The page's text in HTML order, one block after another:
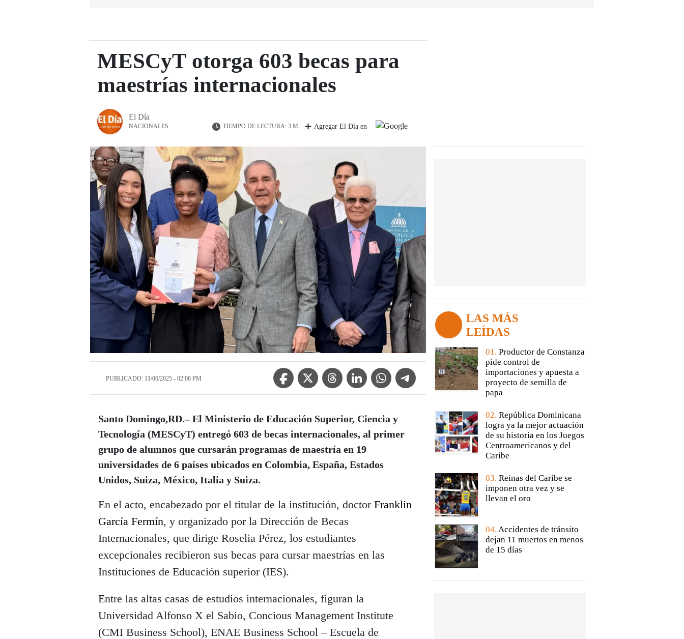
MESCyT otorga 603 becas para
maestrías internacionales
El Día
NACIONALES TIEMPO DE LECTURA: 3 M Agregar El Día en
PUBLICADO: 11/06/2025 - 02:06 PM
Facebook IconTwitter IconThreads IconLinkedin IconWhatsApp IconTelegram Icon
Santo Domingo,RD.– El Ministerio de Educación Superior, Ciencia y
Tecnología (MESCyT) entregó 603 de becas internacionales, al primer
grupo de alumnos que cursarán programas de maestría en 19
universidades de 6 países ubicados en Colombia, España, Estados
Unidos, Suiza, México, Italia y Suiza.
En el acto, encabezado por el titular de la institución, doctor Franklin
García Fermín, y organizado por la Dirección de Becas
Internacionales, que dirige Roselia Pérez, los estudiantes
excepcionales recibieron sus becas para cursar maestrías en las
Instituciones de Educación superior (IES).
Entre las altas casas de estudios internacionales, figuran la
Universidad Alfonso X el Sabio, Concious Management Institute
(CMI Business School), ENAE Business School – Escuela de
LAS MÁS
LEÍDAS
01. Productor de Constanza
pide control de
importaciones y apuesta a
proyecto de semilla de
papa
02. República Dominicana
logra ya la mejor actuación
de su historia en los Juegos
Centroamericanos y del
Caribe
03. Reinas del Caribe se
imponen otra vez y se
llevan el oro
04. Accidentes de tránsito
dejan 11 muertos en menos
de 15 días